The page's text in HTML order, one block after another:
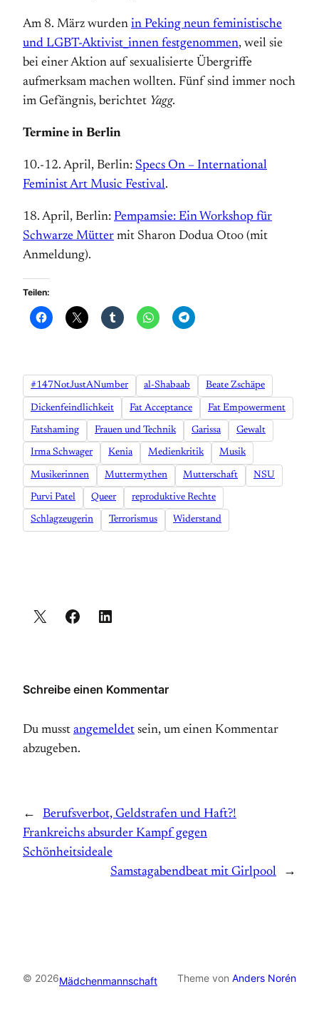
Am 8. März wurden in Peking neun feministische
und LGBT-Aktivist_innen festgenommen, weil sie
bei einer Aktion auf sexualisierte Übergriffe
aufmerksam machen wollten. Fünf sind immer noch
im Gefängnis, berichtet Yagg.
Termine in Berlin
10.-12. April, Berlin: Specs On – International
Feminist Art Music Festival.
18. April, Berlin: Pempamsie: Ein Workshop für
Schwarze Mütter mit Sharon Dodua Otoo (mit
Anmeldung).
Teilen:
#147NotJustANumber al-Shabaab Beate Zschäpe
Dickenfeindlichkeit Fat Acceptance Fat Empowerment
Fatshaming Frauen und Technik Garissa Gewalt
Irma Schwager Kenia Medienkritik Musik
Musikerinnen Muttermythen Mutterschaft NSU
Purvi Patel Queer reproduktive Rechte
Schlagzeugerin Terrorismus Widerstand
Schreibe einen Kommentar
Du musst angemeldet sein, um einen Kommentar
abzugeben.
←
Berufsverbot, Geldstrafen und Haft?!
Frankreichs absurder Kampf gegen
Schönheitsideale
Samstagabendbeat mit Girlpool
→
© 2026Mädchenmannschaft Theme von Anders Norén